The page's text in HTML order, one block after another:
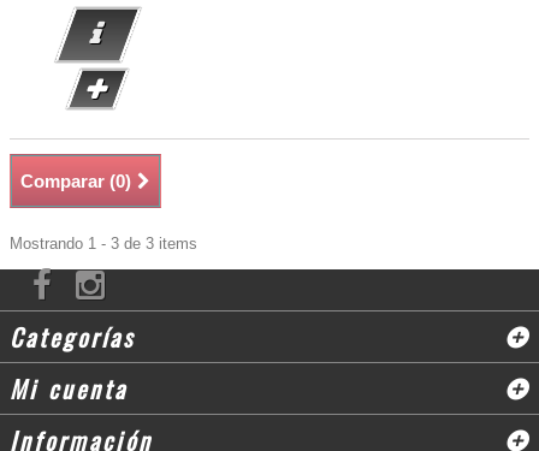
Comparar (0)
Mostrando 1 - 3 de 3 items
Categorías
Mi cuenta
Información